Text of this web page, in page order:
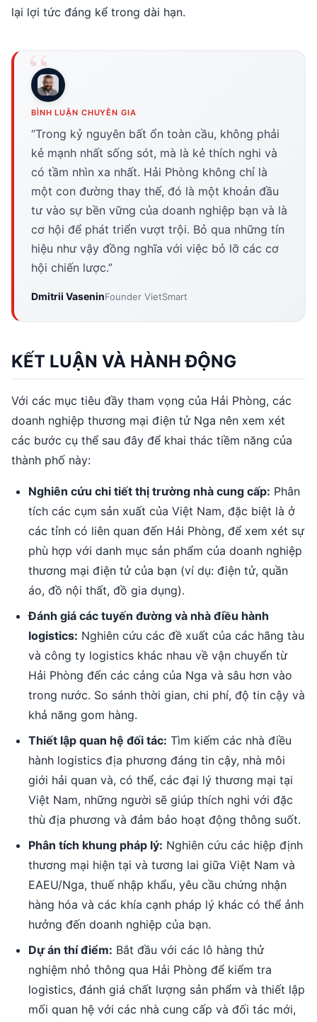
lại lợi tức đáng kể trong dài hạn.
BÌNH LUẬN CHUYÊN GIA
“Trong kỷ nguyên bất ổn toàn cầu, không phải
kẻ mạnh nhất sống sót, mà là kẻ thích nghi và
có tầm nhìn xa nhất. Hải Phòng không chỉ là
một con đường thay thế, đó là một khoản đầu
tư vào sự bền vững của doanh nghiệp bạn và là
cơ hội để phát triển vượt trội. Bỏ qua những tín
hiệu như vậy đồng nghĩa với việc bỏ lỡ các cơ
hội chiến lược.”
Dmitrii VaseninFounder VietSmart
KẾT LUẬN VÀ HÀNH ĐỘNG
Với các mục tiêu đầy tham vọng của Hải Phòng, các
doanh nghiệp thương mại điện tử Nga nên xem xét
các bước cụ thể sau đây để khai thác tiềm năng của
thành phố này:
Nghiên cứu chi tiết thị trường nhà cung cấp: Phân
tích các cụm sản xuất của Việt Nam, đặc biệt là ở
các tỉnh có liên quan đến Hải Phòng, để xem xét sự
phù hợp với danh mục sản phẩm của doanh nghiệp
thương mại điện tử của bạn (ví dụ: điện tử, quần
áo, đồ nội thất, đồ gia dụng).
Đánh giá các tuyến đường và nhà điều hành
logistics: Nghiên cứu các đề xuất của các hãng tàu
và công ty logistics khác nhau về vận chuyển từ
Hải Phòng đến các cảng của Nga và sâu hơn vào
trong nước. So sánh thời gian, chi phí, độ tin cậy và
khả năng gom hàng.
Thiết lập quan hệ đối tác: Tìm kiếm các nhà điều
hành logistics địa phương đáng tin cậy, nhà môi
giới hải quan và, có thể, các đại lý thương mại tại
Việt Nam, những người sẽ giúp thích nghi với đặc
thù địa phương và đảm bảo hoạt động thông suốt.
Phân tích khung pháp lý: Nghiên cứu các hiệp định
thương mại hiện tại và tương lai giữa Việt Nam và
EAEU/Nga, thuế nhập khẩu, yêu cầu chứng nhận
hàng hóa và các khía cạnh pháp lý khác có thể ảnh
hưởng đến doanh nghiệp của bạn.
Dự án thí điểm: Bắt đầu với các lô hàng thử
nghiệm nhỏ thông qua Hải Phòng để kiểm tra
logistics, đánh giá chất lượng sản phẩm và thiết lập
mối quan hệ với các nhà cung cấp và đối tác mới,